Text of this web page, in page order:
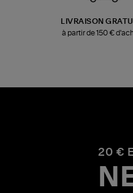
LIVRAISON
à partir de 150 €
20 €